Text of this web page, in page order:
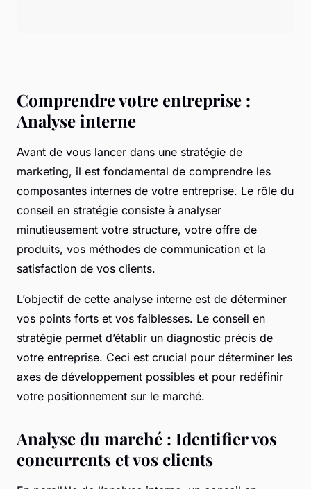
Comprendre votre entreprise :
Analyse interne
Avant de vous lancer dans une stratégie de
marketing, il est fondamental de comprendre les
composantes internes de votre entreprise. Le rôle du
conseil en stratégie consiste à analyser
minutieusement votre structure, votre offre de
produits, vos méthodes de communication et la
satisfaction de vos clients.
L’objectif de cette analyse interne est de déterminer
vos points forts et vos faiblesses. Le conseil en
stratégie permet d’établir un diagnostic précis de
votre entreprise. Ceci est crucial pour déterminer les
axes de développement possibles et pour redéfinir
votre positionnement sur le marché.
Analyse du marché : Identifier vos
concurrents et vos clients